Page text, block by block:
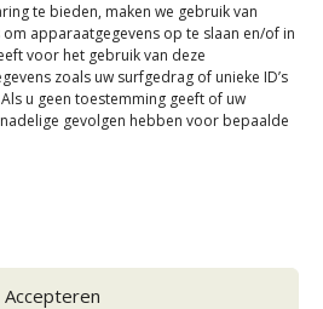
te bieden, maken we gebruik van
apparaatgegevens op te slaan en/of in
voor het gebruik van deze
zoals uw surfgedrag of unieke ID’s
u geen toestemming geeft of uw
gevolgen hebben voor bepaalde
Accepteren